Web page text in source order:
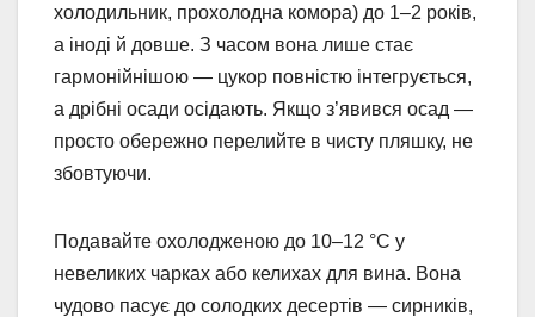
холодильник, прохолодна комора) до 1–2 років,
а іноді й довше. З часом вона лише стає
гармонійнішою — цукор повністю інтегрується,
а дрібні осади осідають. Якщо з’явився осад —
просто обережно перелийте в чисту пляшку, не
збовтуючи.
Подавайте охолодженою до 10–12 °C у
невеликих чарках або келихах для вина. Вона
чудово пасує до солодких десертів — сирників,